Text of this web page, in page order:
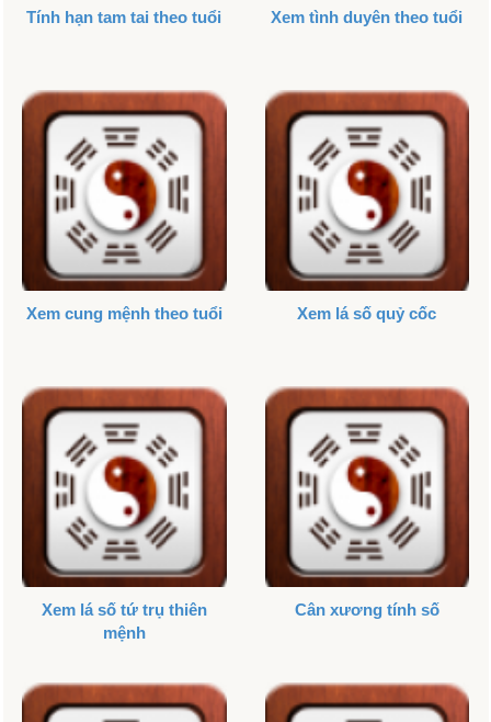
Tính hạn tam tai theo tuổi Xem tình duyên theo tuổi
Xem cung mệnh theo tuổi Xem lá số quỷ cốc
Xem lá số tứ trụ thiên
mệnh
Cân xương tính số